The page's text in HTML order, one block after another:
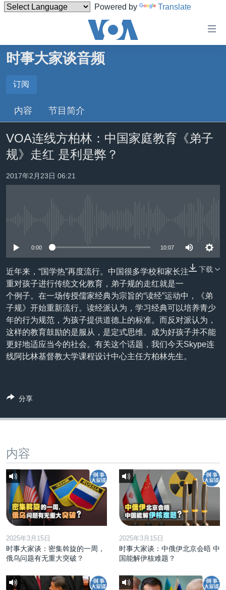
Powered by Translate
碍
到
内
跳
转
到
检
索
主页
美国
台湾
港澳
国际
最新国际新闻
非洲
美洲
全球议题
分类新闻
军事
劳工
环境
国会报道
美中关系
美国建国250周年
埃博拉疫情
美国之音专访
重要讲话与声明
台海两岸关系
关注西藏
VOA今日焦点
中文广播
关注我们
其他语言网站
时事大家谈音频
订阅
Spotify
订阅
内容 节目简介
VOA连线方柏林：中国家庭教育《弟子
规》走红 是利是弊？
2017年2月23日 06:21
0:00 10:07
下载
近年来，“国学热”再度流行。中国很多学校和家长注
重对孩子进行传统文化教育，弟子规的走红就是一
个例子。在一场传授儒家经典为宗旨的“读经”运动中，《弟
子规》开始重新流行。读经派认为，学习经典可以培养青少
年的行为规范，为孩子提供道德上的标准。而反对派认为，
这样的教育鼓励的是服从，是定式思维。成为好孩子并不能
更好地适应当今的社会。有关这个话题，我们今天Skype连
线阿比林基督教大学课程设计中心主任方柏林先生。
分享
内容
2025年3月15日
时事大家谈：密集斡旋的一周，
俄乌问题有无重大突破？
2025年3月15日
时事大家谈：中俄伊北京会晤 中
国能解伊核难题？